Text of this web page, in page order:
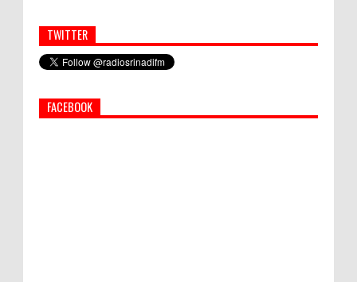
TWITTER
FACEBOOK